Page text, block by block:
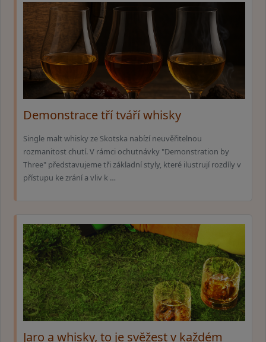
Demonstrace tří tváří whisky
Single malt whisky ze Skotska nabízí neuvěřitelnou
rozmanitost chutí. V rámci ochutnávky "Demonstration by
Three" představujeme tři základní styly, které ilustrují rozdíly v
přístupu ke zrání a vliv k …
Jaro a whisky, to je svěžest v každém